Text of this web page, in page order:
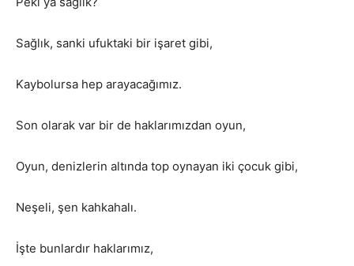
Sağlık, sanki ufuktaki bir işaret gibi,
Kaybolursa hep arayacağımız.
Son olarak var bir de haklarımızdan oyun,
Oyun, denizlerin altında top oynayan iki çocuk gibi,
Neşeli, şen kahkahalı.
İşte bunlardır haklarımız,